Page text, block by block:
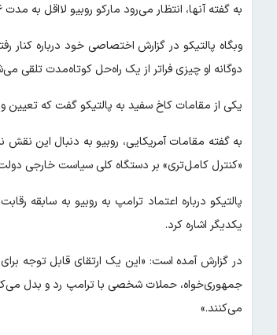
به گفته آنها، انتظار می‌رود مارکو روبیو لااقل به مدت ۶ ماه به عنوان وزیر خارجه و مشاور امنیت ملی خدمت کند.
وبگاه پالتیکو در گزارش اختصاصی خود درباره
دوگانه او چیزی فراتر از یک راه‌حل کوتاه‌مدت تلقی
یکی از مقامات کاخ سفید به پالتیکو گفت که تعیین
به گفته مقامات آمریکایی، روبیو به دنبال این نقش
«کنترل کامل‌تری» بر دستگاه کلی سیاست خارجی
یکدیگر اشاره کرد.
جمهوری‌خواه، حملات شخصی با ترامپ رد و بدل
می‌کنند.»